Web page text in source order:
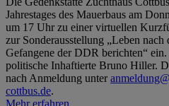
Jahrestages des Mauerbaus am
um 17 Uhr zu einer virtuellen
zur Sonderausstellung „Leben
Gefangene der DDR berichten“
politische Inhaftierte Bruno Hiller.
nach Anmeldung unter
cottbus.de.
Mehr erfahren